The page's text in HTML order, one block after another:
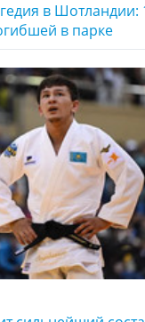
в
в парке